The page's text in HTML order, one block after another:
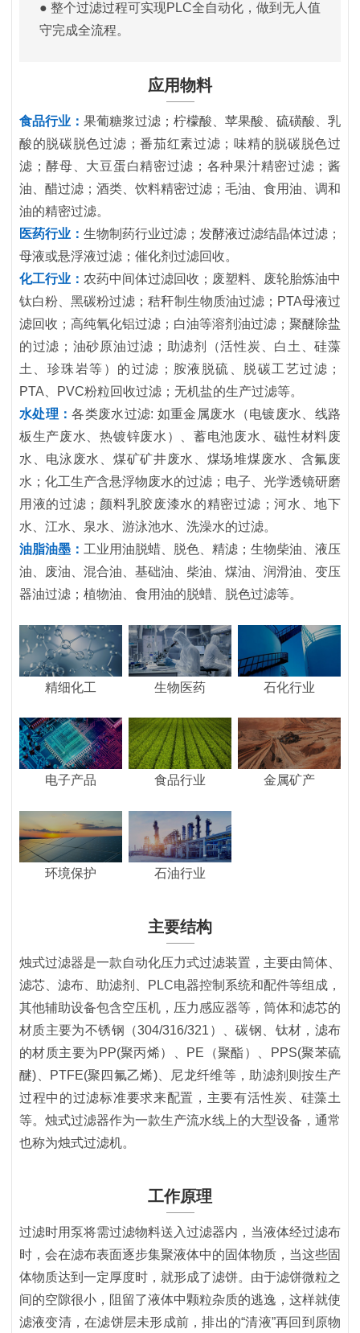
● 整个过滤过程可实现PLC全自动化，做到无人值
守完成全流程。
应用物料
食品行业： 果葡糖浆过滤；柠檬酸、苹果酸、硫磺酸、乳
酸的脱碳脱色过滤；番茄红素过滤；味精的脱碳脱色过
滤；酵母、大豆蛋白精密过滤；各种果汁精密过滤；酱
油、醋过滤；酒类、饮料精密过滤；毛油、食用油、调和
油的精密过滤。
医药行业： 生物制药行业过滤；发酵液过滤结晶体过滤；
母液或悬浮液过滤；催化剂过滤回收。
化工行业： 农药中间体过滤回收；废塑料、废轮胎炼油中
钛白粉、黑碳粉过滤；秸秆制生物质油过滤；PTA母液过
滤回收；高纯氧化铝过滤；白油等溶剂油过滤；聚醚除盐
的过滤；油砂原油过滤；助滤剂（活性炭、白土、硅藻
土、珍珠岩等）的过滤；胺液脱硫、脱碳工艺过滤；
PTA、PVC粉粒回收过滤；无机盐的生产过滤等。
水处理：各类废水过滤: 如重金属废水（电镀废水、线路
板生产废水、热镀锌废水）、蓄电池废水、磁性材料废
水、电泳废水、煤矿矿井废水、煤场堆煤废水、含氟废
水；化工生产含悬浮物废水的过滤；电子、光学透镜研磨
用液的过滤；颜料乳胶废漆水的精密过滤；河水、地下
水、江水、泉水、游泳池水、洗澡水的过滤。
油脂油墨： 工业用油脱蜡、脱色、精滤；生物柴油、液压
油、废油、混合油、基础油、柴油、煤油、润滑油、变压
器油过滤；植物油、食用油的脱蜡、脱色过滤等。
精细化工 生物医药 石化行业
电子产品 食品行业 金属矿产
环境保护 石油行业
主要结构
烛式过滤器是一款自动化压力式过滤装置，主要由筒体、
滤芯、滤布、助滤剂、PLC电器控制系统和配件等组成，
其他辅助设备包含空压机，压力感应器等，筒体和滤芯的
材质主要为不锈钢（304/316/321）、碳钢、钛材，滤布
的材质主要为PP(聚丙烯）、PE（聚酯）、PPS(聚苯硫
醚)、PTFE(聚四氟乙烯)、尼龙纤维等，助滤剂则按生产
过程中的过滤标准要求来配置，主要有活性炭、硅藻土
等。烛式过滤器作为一款生产流水线上的大型设备，通常
也称为烛式过滤机。
工作原理
过滤时用泵将需过滤物料送入过滤器内，当液体经过滤布
时，会在滤布表面逐步集聚液体中的固体物质，当这些固
体物质达到一定厚度时，就形成了滤饼。由于滤饼微粒之
间的空隙很小，阻留了液体中颗粒杂质的逃逸，这样就使
滤液变清，在滤饼层未形成前，排出的“清液”再回到原物